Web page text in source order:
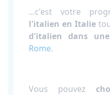
...c'est votre
l'italien en Italie
d'italien dans
Rome.
Vous pouvez